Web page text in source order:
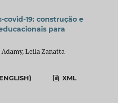
covid-19: construção e
para
Leila Zanatta
XML